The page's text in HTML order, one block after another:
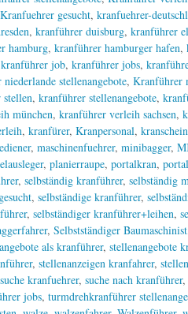
Kranfuehrer gesucht, kranfuehrer-
, kranführer duisburg, kranführer
hamburg, kranführer hamburger hafen,
kranführer job, kranführer jobs,
stellenangebote, Kranführer
, kranführer stellenangebote,
münchen, kranführer verleih sachsen,
, kranfürer, Kranpersonal,
, maschinenfuehrer, minibagger,
, planierraupe, portalkran,
, selbständig kranführer, selbständig
, selbständige kranführer,
, selbständiger kranführer+leihen,
, Selbstständiger Baumaschinist,
als kranführer, stellenangebote
, stellenanzeigen kranfahrer,
suche kranfuehrer, suche nach kranführer,
jobs, turmdrehkranführer